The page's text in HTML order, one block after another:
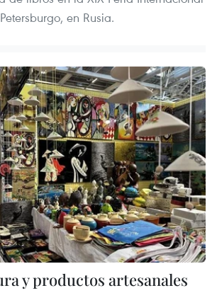
en Rusia.
y productos artesanales